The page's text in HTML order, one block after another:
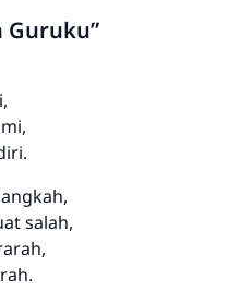
Guruku”
salah,